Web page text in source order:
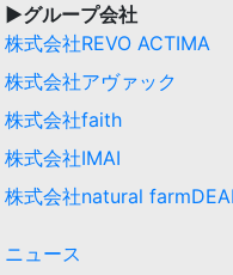
▶︎グループ会社
株式会社REVO ACTIMA
株式会社アヴァック
株式会社faith
株式会社IMAI
株式会社natural farmDEAI
ニュース